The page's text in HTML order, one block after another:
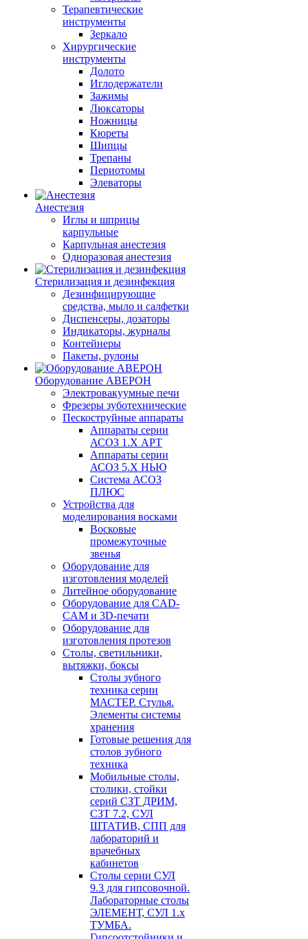
Терапевтические
инструменты
Зеркало
Хирургические
инструменты
Долото
Иглодержатели
Зажимы
Люксаторы
Ножницы
Кюреты
Шипцы
Трепаны
Периотомы
Элеваторы
Анестезия
Иглы и шприцы
карпульные
Карпульная анестезия
Одноразовая анестезия
Стерилизация и дезинфекция
Дезинфицирующие
средства, мыло и салфетки
Диспенсеры, дозаторы
Индикаторы, журналы
Контейнеры
Пакеты, рулоны
Оборудование АВЕРОН
Электровакуумные печи
Фрезеры зуботехнические
Пескоструйные аппараты
Аппараты серии
АСОЗ 1.Х АРТ
Аппараты серии
АСОЗ 5.Х НЬЮ
Система АСОЗ
ПЛЮС
Устройства для
моделирования восками
Восковые
промежуточные
звенья
Оборудование для
изготовления моделей
Литейное оборудование
Оборудование для CAD-
CAM и 3D-печати
Оборудование для
изготовления протезов
Cтолы, светильники,
вытяжки, боксы
Столы зубного
техника серии
МАСТЕР. Стулья.
Элементы системы
хранения
Готовые решения для
столов зубного
техника
Мобильные столы,
столики, стойки
серий СЗТ ДРИМ,
СЗТ 7.2, СУЛ
ШТАТИВ, СПП для
лабораторий и
врачебных
кабинетов
Столы серии СУЛ
9.3 для гипсовочной.
Лабораторные столы
ЭЛЕМЕНТ, СУЛ 1.х
ТУМБА.